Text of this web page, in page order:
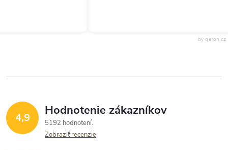
by qeron.cz
4,9 Hodnotenie zákazníkov
5192 hodnotení
Zobraziť recenzie